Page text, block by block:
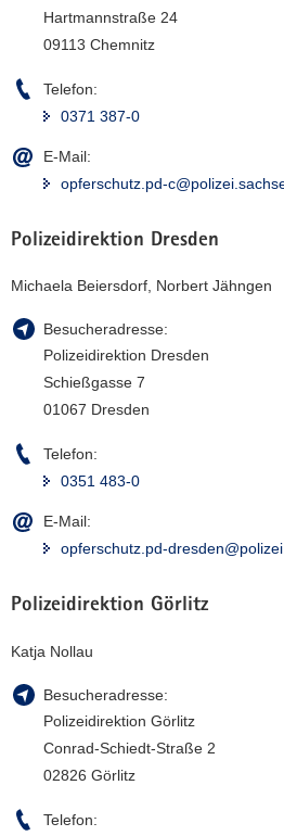
Hartmannstraße 24
09113 Chemnitz
Telefon:
0371 387-0
E-Mail:
opferschutz.pd-
Polizeidirektion Dresden
Michaela Beiersdorf, Norbert Jähngen
Besucheradresse:
Polizeidirektion Dresden
Schießgasse 7
01067 Dresden
Telefon:
0351 483-0
E-Mail:
opferschutz.pd-
Polizeidirektion Görlitz
Katja Nollau
Besucheradresse:
Polizeidirektion Görlitz
Conrad-Schiedt-Straße 2
02826 Görlitz
Telefon: